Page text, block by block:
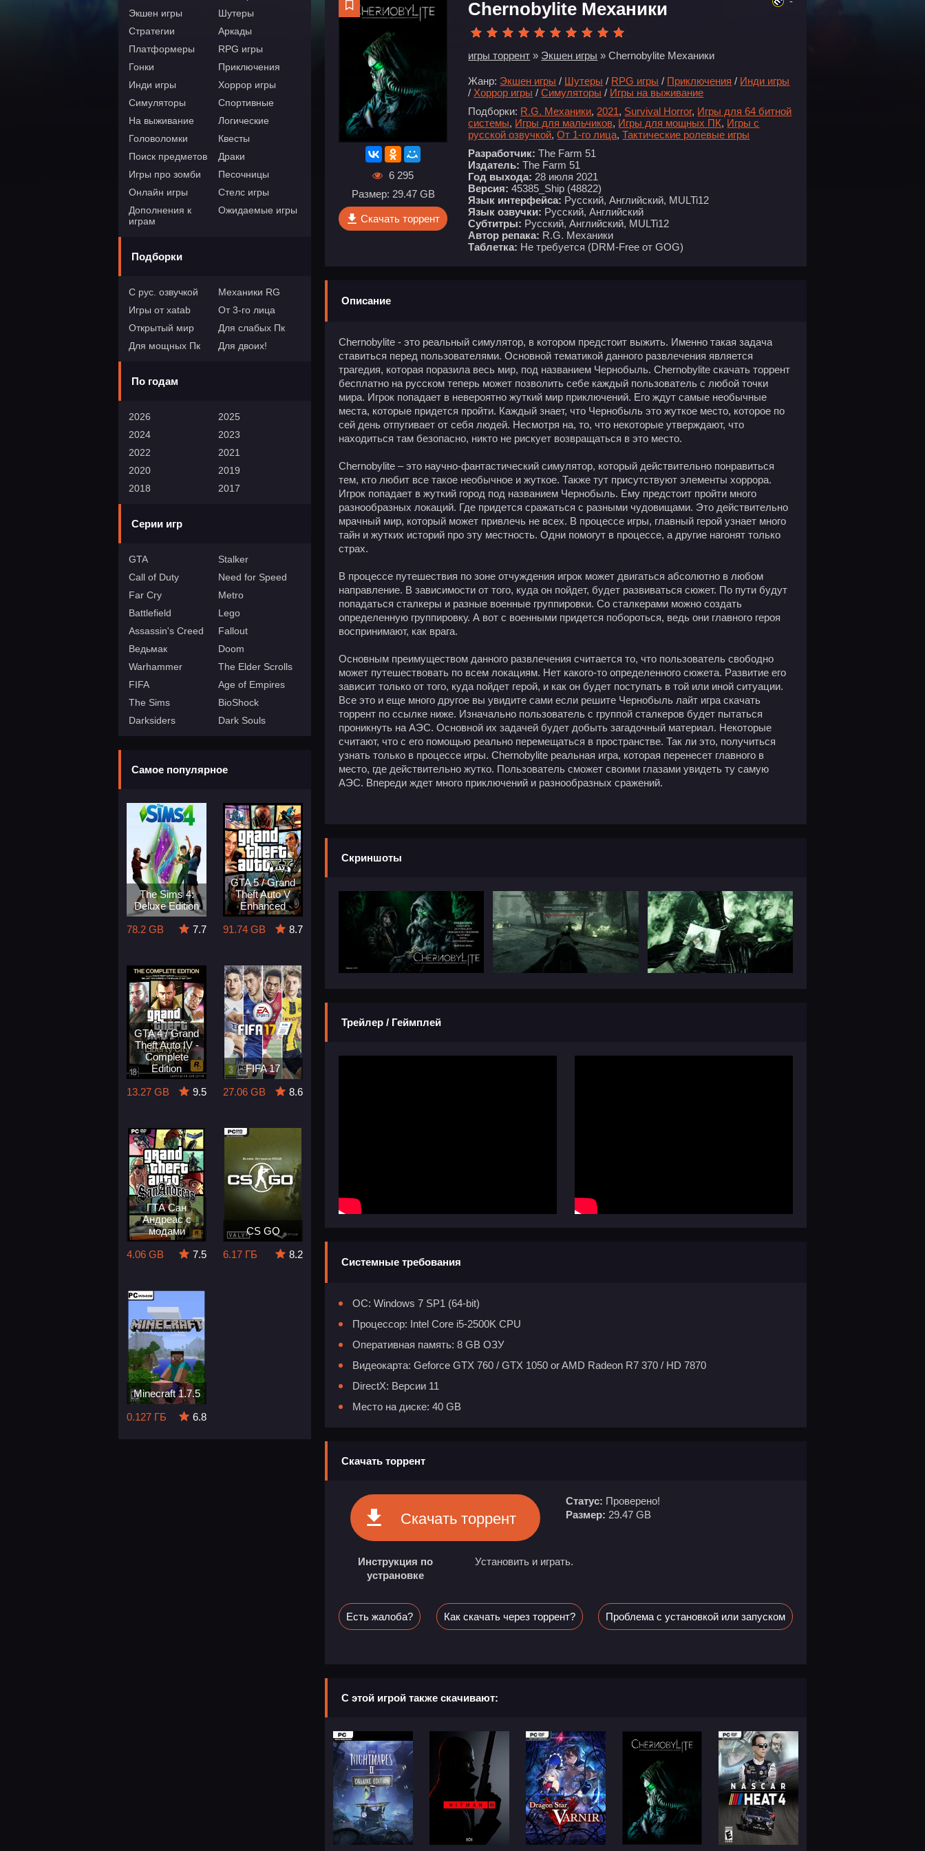
Экшен игры
Шутеры
Стратегии
Аркады
Платформеры
RPG игры
Гонки
Приключения
Инди игры
Хоррор игры
Симуляторы
Спортивные
На выживание
Логические
Головоломки
Квесты
Поиск предметов
Драки
Игры про зомби
Песочницы
Онлайн игры
Стелс игры
Дополнения к
играм
Ожидаемые игры
Подборки
С рус. озвучкой
Механики RG
Игры от xatab
От 3-го лица
Открытый мир
Для слабых Пк
Для мощных Пк
Для двоих!
По годам
2026
2025
2024
2023
2022
2021
2020
2019
2018
2017
Серии игр
GTA
Stalker
Call of Duty
Need for Speed
Far Cry
Metro
Battlefield
Lego
Assassin's Creed
Fallout
Ведьмак
Doom
Warhammer
The Elder Scrolls
FIFA
Age of Empires
The Sims
BioShock
Darksiders
Dark Souls
Самое популярное
The Sims 4:
Deluxe Edition
78.2 GB
7.7
GTA 5 / Grand
Theft Auto V
Enhanced
91.74 GB
8.7
GTA 4 / Grand
Theft Auto IV -
Complete
Edition
13.27 GB
9.5
FIFA 17
27.06 GB
8.6
ГТА Сан
Андреас с
модами
4.06 GB
7.5
CS GO
6.17 ГБ
8.2
Minecraft 1.7.5
0.127 ГБ
6.8
6 295
Размер: 29.47 GB
Скачать торрент
Chernobylite Механики
игры торрент » Экшен игры » Chernobylite Механики
Жанр: Экшен игры / Шутеры / RPG игры / Приключения / Инди игры
/ Хоррор игры /Симуляторы / Игры на выживание
Подборки: R.G. Механики, 2021, Survival Horror, Игры для 64 битной
системы, Игры для мальчиков, Игры для мощных ПК, Игры с
русской озвучкой,От 1-го лица,Тактические ролевые игры
Разработчик: The Farm 51
Издатель: The Farm 51
Год выхода: 28 июля 2021
Версия: 45385_Ship (48822)
Язык интерфейса: Русский, Английский, MULTi12
Язык озвучки: Русский, Английский
Субтитры: Русский, Английский, MULTi12
Автор репака: R.G. Механики
Таблетка: Не требуется (DRM-Free от GOG)
Описание
Chernobylite - это реальный симулятор, в котором предстоит выжить. Именно такая задача
ставиться перед пользователями. Основной тематикой данного развлечения является
трагедия, которая поразила весь мир, под названием Чернобыль. Chernobylite скачать торрент
бесплатно на русском теперь может позволить себе каждый пользователь с любой точки
мира. Игрок попадает в невероятно жуткий мир приключений. Его ждут самые необычные
места, которые придется пройти. Каждый знает, что Чернобыль это жуткое место, которое по
сей день отпугивает от себя людей. Несмотря на, то, что некоторые утверждают, что
находиться там безопасно, никто не рискует возвращаться в это место.
Chernobylite – это научно-фантастический симулятор, который действительно понравиться
тем, кто любит все такое необычное и жуткое. Также тут присутствуют элементы хоррора.
Игрок попадает в жуткий город под названием Чернобыль. Ему предстоит пройти много
разнообразных локаций. Где придется сражаться с разными чудовищами. Это действительно
мрачный мир, который может привлечь не всех. В процессе игры, главный герой узнает много
тайн и жутких историй про эту местность. Одни помогут в процессе, а другие нагонят только
страх.
В процессе путешествия по зоне отчуждения игрок может двигаться абсолютно в любом
направление. В зависимости от того, куда он пойдет, будет развиваться сюжет. По пути будут
попадаться сталкеры и разные военные группировки. Со сталкерами можно создать
определенную группировку. А вот с военными придется побороться, ведь они главного героя
воспринимают, как врага.
Основным преимуществом данного развлечения считается то, что пользователь свободно
может путешествовать по всем локациям. Нет какого-то определенного сюжета. Развитие его
зависит только от того, куда пойдет герой, и как он будет поступать в той или иной ситуации.
Все это и еще много другое вы увидите сами если решите Чернобыль лайт игра скачать
торрент по ссылке ниже. Изначально пользователь с группой сталкеров будет пытаться
проникнуть на АЭС. Основной их задачей будет добыть загадочный материал. Некоторые
считают, что с его помощью реально перемещаться в пространстве. Так ли это, получиться
узнать только в процессе игры. Chernobylite реальная игра, которая перенесет главного в
место, где действительно жутко. Пользователь сможет своими глазами увидеть ту самую
АЭС. Впереди ждет много приключений и разнообразных сражений.
Скриншоты
Трейлер / Геймплей
Системные требования
ОС: Windows 7 SP1 (64-bit)
Процессор: Intel Core i5-2500K CPU
Оперативная память: 8 GB ОЗУ
Видеокарта: Geforce GTX 760 / GTX 1050 or AMD Radeon R7 370 / HD 7870
DirectX: Версии 11
Место на диске: 40 GB
Скачать торрент
Скачать торрент
Статус: Проверено!
Размер: 29.47 GB
Инструкция по
устрановке
Установить и играть.
Есть жалоба? Как скачать через торрент? Проблема с установкой или запуском
С этой игрой также скачивают: